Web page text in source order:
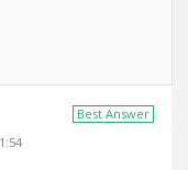
Best Answer